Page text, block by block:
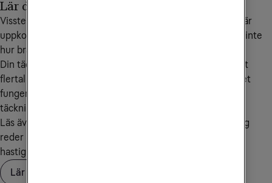
Lär dig mer om täckning och nät
Visste du att staplarna på mobilskärmen indikerar om du är
uppkopplad mot ett högfrekvens- eller lågfrekvensband, inte
hur bra täckning du har?
Din täckning och hastigheten i mobilnätet påverkas av ett
flertal faktorer. Läs vidare för att lära dig mer om hur nätet
fungerar och vad du själv kan göra om du upplever dålig
täckning.
Läs även intervjun där vår täckningsexpert Björn Lindberg
reder ut begrepp och frågetecken kring täckning och
hastigheter.
Lär dig hur nätet fungerar